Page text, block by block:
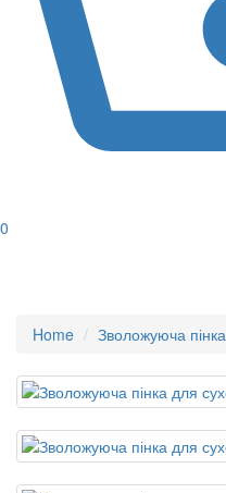
0
Home Зволожуюча